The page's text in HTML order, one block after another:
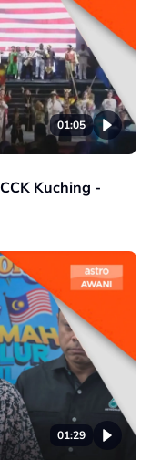
01:05
Kuching -
01:29